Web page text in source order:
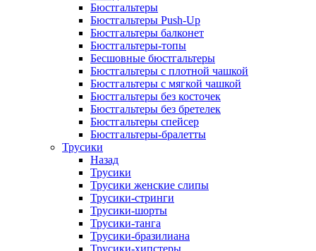
Бюстгальтеры
Бюстгальтеры Push-Up
Бюстгальтеры балконет
Бюстгальтеры-топы
Бесшовные бюстгальтеры
Бюстгальтеры с плотной чашкой
Бюстгальтеры с мягкой чашкой
Бюстгальтеры без косточек
Бюстгальтеры без бретелек
Бюстгальтеры спейсер
Бюстгальтеры-бралетты
Трусики
Назад
Трусики
Трусики женские слипы
Трусики-стринги
Трусики-шорты
Трусики-танга
Трусики-бразилиана
Трусики-хипстеры